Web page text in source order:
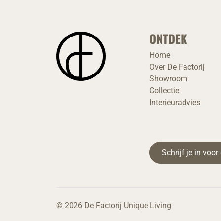
ONTDEK
Home
Over De Factorij
Showroom
Collectie
Interieuradvies
Schrijf je in voor
© 2026 De Factorij Unique Living